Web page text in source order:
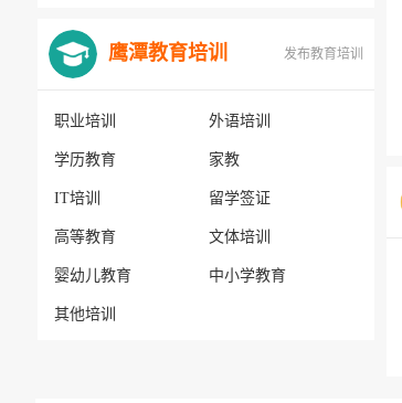
鹰潭教育培训 发布教育培训
职业培训 外语培训
学历教育 家教
IT培训 留学签证
高等教育 文体培训
婴幼儿教育 中小学教育
其他培训